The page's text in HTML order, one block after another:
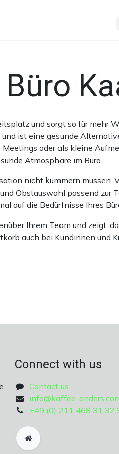
und sorgt so für mehr
ist eine gesunde
oder als kleine
Atmosphäre im Büro.
nicht kümmern müssen.
Obstauswahl passend zur
auf die Bedürfnisse Ihres
Ihrem Team und zeigt,
auch bei Kundinnen und
Connect with us
Contact us
info@kaffee-
+49 (0) 211 468 31 32